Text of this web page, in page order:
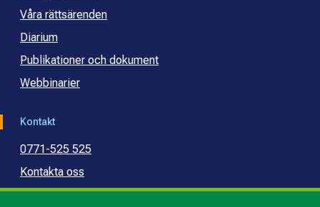
Våra rättsärenden
Diarium
Publikationer och dokument
Webbinarier
Kontakt
0771-525 525
Kontakta oss
Press